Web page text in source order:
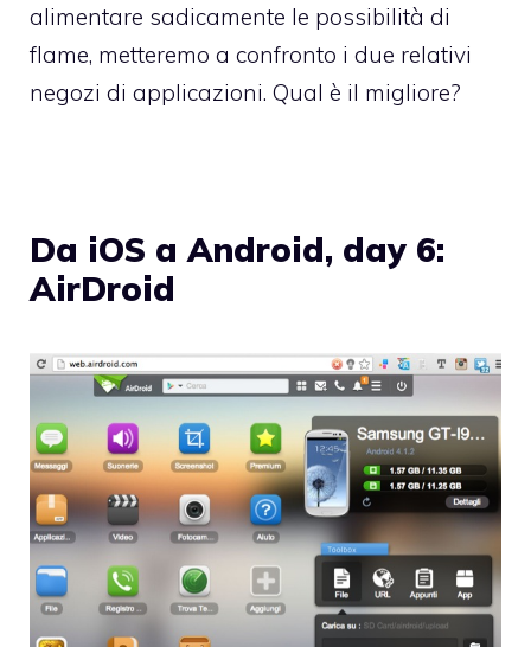
alimentare sadicamente le possibilità di
flame, metteremo a confronto i due relativi
negozi di applicazioni. Qual è il migliore?
Da iOS a Android, day 6:
AirDroid